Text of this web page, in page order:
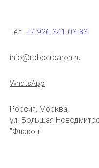
Тел. +7-926-341-03-83
info@robberbaron.ru
WhatsApp
Россия, Москва,
ул. Большая
"Флакон"